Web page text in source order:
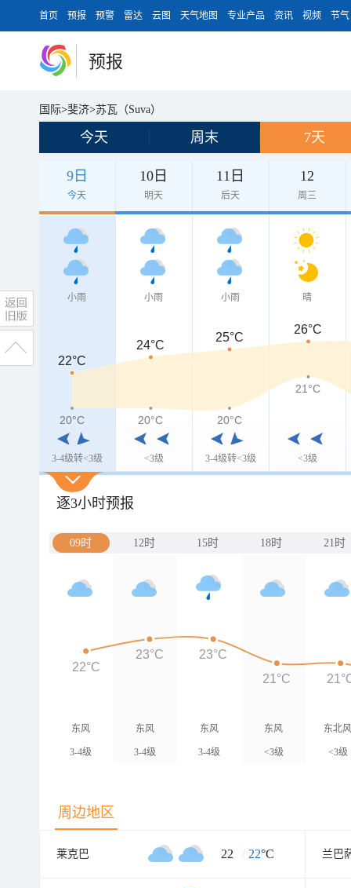
首页 预报 预警 雷达 云图 天气地图 专业产品 资讯 视频 节气
预报
国际>斐济>苏瓦（Suva）
今天 周末 7天
9日
今天
10日
明天
11日
后天
12
周三
小雨
3-4级转<3级
小雨
<3级
小雨
3-4级转<3级
晴
<3级
22°C
22°C
24°C
25°C
26°C
20°C
20°C 20°C 20°C
21°C
逐3小时预报
09时 12时 15时 18时 21时
东风
3-4级
东风
3-4级
东风
3-4级
东风
<3级
东北
<3级
22°C
23°C 23°C
21°C
周边地区
莱克巴 22 / 22°C 兰巴